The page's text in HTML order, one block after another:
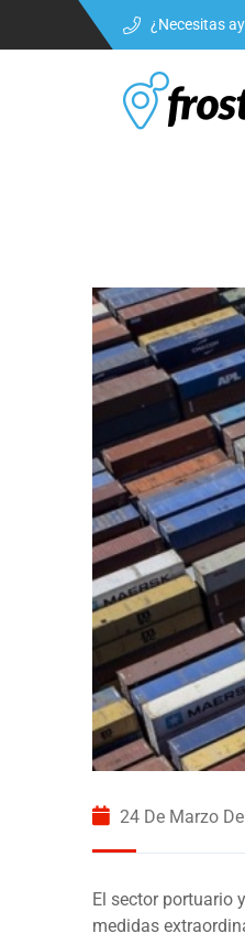
¿Necesitas
24 De Marzo
El sector portuario
medidas